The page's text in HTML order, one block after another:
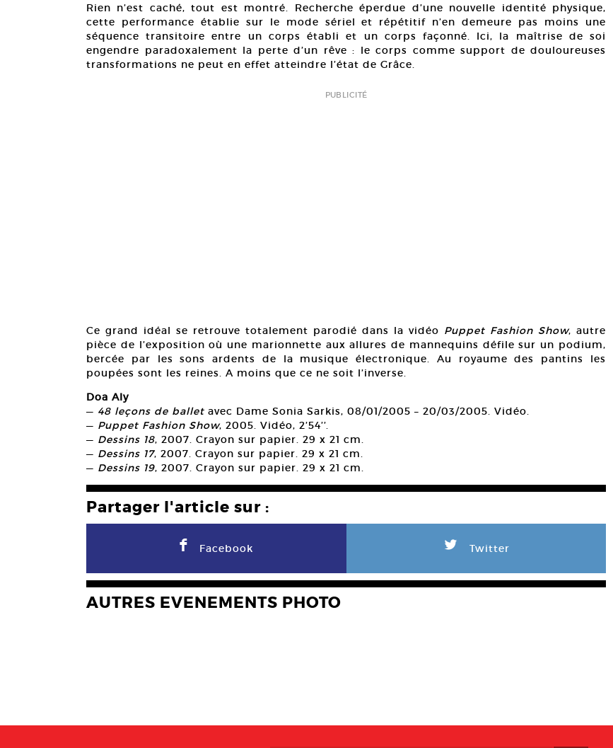
Rien n’est caché, tout est montré. Recherche éperdue d’une nouvelle identité physique,
cette performance établie sur le mode sériel et répétitif n’en demeure pas moins une
séquence transitoire entre un corps établi et un corps façonné. Ici, la maîtrise de soi
engendre paradoxalement la perte d’un rêve : le corps comme support de douloureuses
transformations ne peut en effet atteindre l’état de Grâce.
PUBLICITÉ
Ce grand idéal se retrouve totalement parodié dans la vidéo Puppet Fashion Show, autre
pièce de l’exposition où une marionnette aux allures de mannequins défile sur un podium,
bercée par les sons ardents de la musique électronique. Au royaume des pantins les
poupées sont les reines. A moins que ce ne soit l’inverse.
Doa Aly
— 48 leçons de ballet avec Dame Sonia Sarkis, 08/01/2005 – 20/03/2005. Vidéo.
— Puppet Fashion Show, 2005. Vidéo, 2’54’’.
— Dessins 18, 2007. Crayon sur papier. 29 x 21 cm.
— Dessins 17, 2007. Crayon sur papier. 29 x 21 cm.
— Dessins 19, 2007. Crayon sur papier. 29 x 21 cm.
Partager l'article sur :
F Facebook L Twitter
AUTRES EVENEMENTS PHOTO